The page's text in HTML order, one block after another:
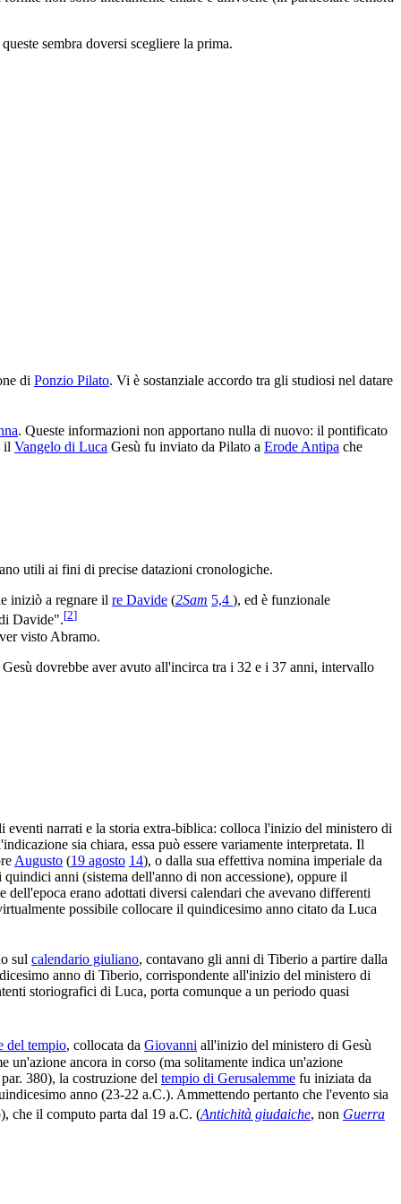
sembra doversi scegliere la prima.
di Ponzio Pilato. Vi è sostanziale accordo tra gli studiosi nel datare
. Queste informazioni non apportano nulla di nuovo: il pontificato
il Vangelo di Luca Gesù fu inviato da Pilato a Erode Antipa che
utili ai fini di precise datazioni cronologiche.
iniziò a regnare il re Davide (2Sam 5,4 ), ed è funzionale
Davide".[2]
visto Abramo.
dovrebbe aver avuto all'incirca tra i 32 e i 37 anni, intervallo
eventi narrati e la storia extra-biblica: colloca l'inizio del ministero di
sia chiara, essa può essere variamente interpretata. Il
Augusto (19 agosto 14), o dalla sua effettiva nomina imperiale da
anni (sistema dell'anno di non accessione), oppure il
dell'epoca erano adottati diversi calendari che avevano differenti
possibile collocare il quindicesimo anno citato da Luca
sul calendario giuliano, contavano gli anni di Tiberio a partire dalla
anno di Tiberio, corrispondente all'inizio del ministero di
storiografici di Luca, porta comunque a un periodo quasi
del tempio, collocata da Giovanni all'inizio del ministero di Gesù
un'azione ancora in corso (ma solitamente indica un'azione
380), la costruzione del tempio di Gerusalemme fu iniziata da
anno (23-22 a.C.). Ammettendo pertanto che l'evento sia
che il computo parta dal 19 a.C. (Antichità giudaiche, non Guerra